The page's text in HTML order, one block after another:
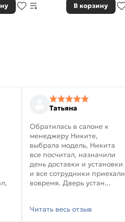
В корзину
Татьяна
Обратилась в салоне к
менеджеру Никите,
выбрала модель, Никита
все посчитал, назначили
день доставки и установки
и все сотрудники приехали
вовремя. Дверь устан...
Читать весь отзыв